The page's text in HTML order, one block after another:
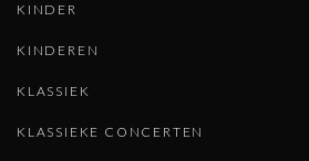
KINDER
KINDEREN
KLASSIEK
KLASSIEKE CONCERTEN